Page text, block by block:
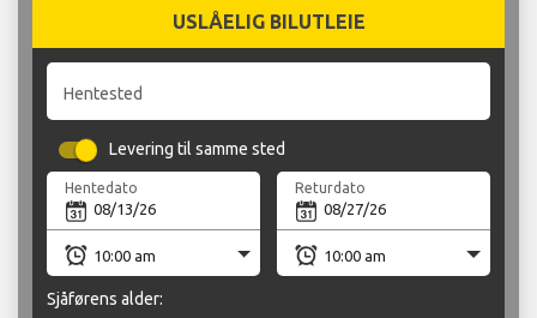
USLÅELIG BILUTLEIE
Hentested
Levering til samme sted
Hentedato Returdato
Sjåførens alder: